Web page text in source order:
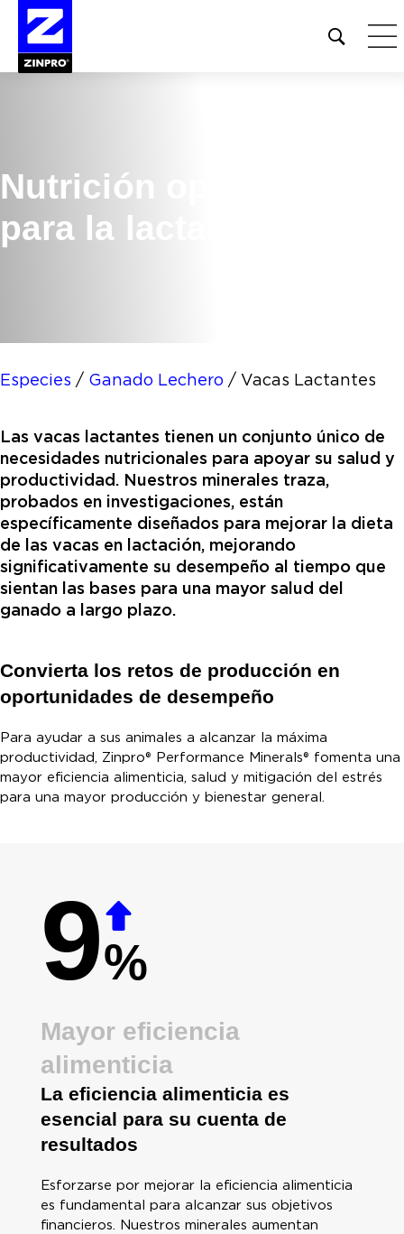
Open
site
Nutrición optimizada
para la lactancia
Especies / Ganado Lechero / Vacas Lactantes
Las vacas lactantes tienen un conjunto único de
necesidades nutricionales para apoyar su salud y
productividad. Nuestros minerales traza,
probados en investigaciones, están
específicamente diseñados para mejorar la dieta
de las vacas en lactación, mejorando
significativamente su desempeño al tiempo que
sientan las bases para una mayor salud del
ganado a largo plazo.
Convierta los retos de producción en
oportunidades de desempeño
Para ayudar a sus animales a alcanzar la máxima
productividad, Zinpro® Performance Minerals® fomenta una
mayor eficiencia alimenticia, salud y mitigación del estrés
para una mayor producción y bienestar general.
9%
Mayor eficiencia
alimenticia
La eficiencia alimenticia es
esencial para su cuenta de
resultados
Esforzarse por mejorar la eficiencia alimenticia
es fundamental para alcanzar sus objetivos
financieros. Nuestros minerales aumentan